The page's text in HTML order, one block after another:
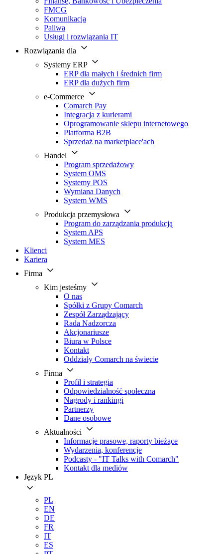
FMCG
Komunikacja
Paliwa
Usługi i rozwiązania IT
Rozwiązania dla
Systemy ERP
ERP dla małych i średnich firm
ERP dla dużych firm
e-Commerce
Comarch Pay
Integracja z kurierami
Oprogramowanie sklepu internetowego
Platforma B2B
Sprzedaż na marketplace'ach
Handel
Program sprzedażowy
System OMS
Systemy POS
Wymiana Danych
System WMS
Produkcja przemysłowa
Program do zarządzania produkcją
System APS
System MES
Klienci
Kariera
Firma
Kim jesteśmy
O nas
Spółki z Grupy Comarch
Zespół Zarządzający
Rada Nadzorcza
Akcjonariusze
Biura w Polsce
Kontakt
Oddziały Comarch na świecie
Firma
Profil i strategia
Odpowiedzialność społeczna
Nagrody i rankingi
Partnerzy
Dane osobowe
Aktualności
Informacje prasowe, raporty bieżące
Wydarzenia, konferencje
Podcasty - "IT Talks with Comarch"
Kontakt dla mediów
Język PL
PL
EN
DE
FR
IT
ES